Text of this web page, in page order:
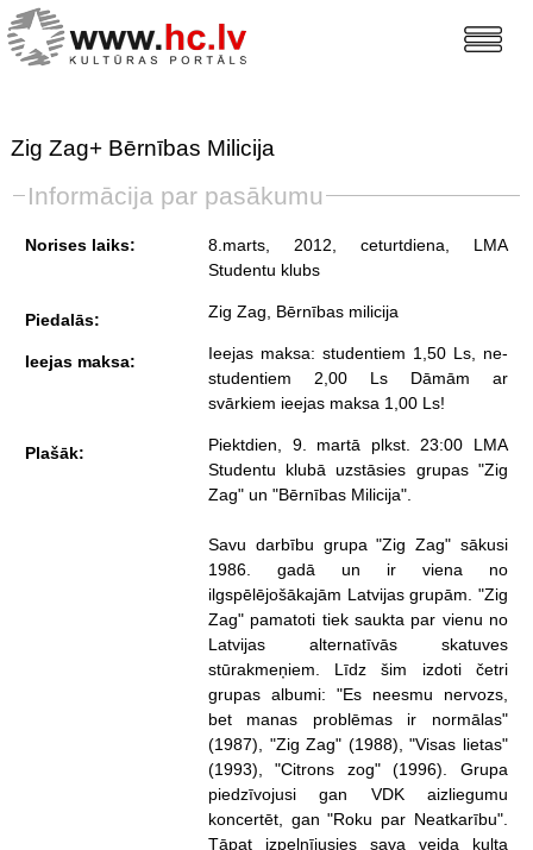
Zig Zag+ Bērnības Milicija
Informācija par pasākumu
Norises laiks: 8.marts, 2012, ceturtdiena , LMA
Studentu klubs
Piedalās: Zig Zag, Bērnības milicija
Ieejas maksa:
Ieejas maksa: studentiem 1,50 Ls, ne-
studentiem 2,00 Ls Dāmām ar
svārkiem ieejas maksa 1,00 Ls!
Plašāk:
Piektdien, 9. martā plkst. 23:00 LMA
Studentu klubā uzstāsies grupas "Zig
Zag" un "Bērnības Milicija".
Savu darbību grupa "Zig Zag" sākusi
1986. gadā un ir viena no
ilgspēlējošākajām Latvijas grupām. "Zig
Zag" pamatoti tiek saukta par vienu no
Latvijas alternatīvās skatuves
stūrakmeņiem. Līdz šim izdoti četri
grupas albumi: "Es neesmu nervozs,
bet manas problēmas ir normālas"
(1987), "Zig Zag" (1988), "Visas lietas"
(1993), "Citrons zog" (1996). Grupa
piedzīvojusi gan VDK aizliegumu
koncertēt, gan "Roku par Neatkarību".
Tāpat izpelnījusies sava veida kulta